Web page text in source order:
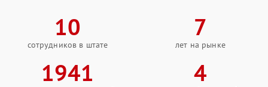
10
сотрудников в штате
7
лет на рынке
1941 4